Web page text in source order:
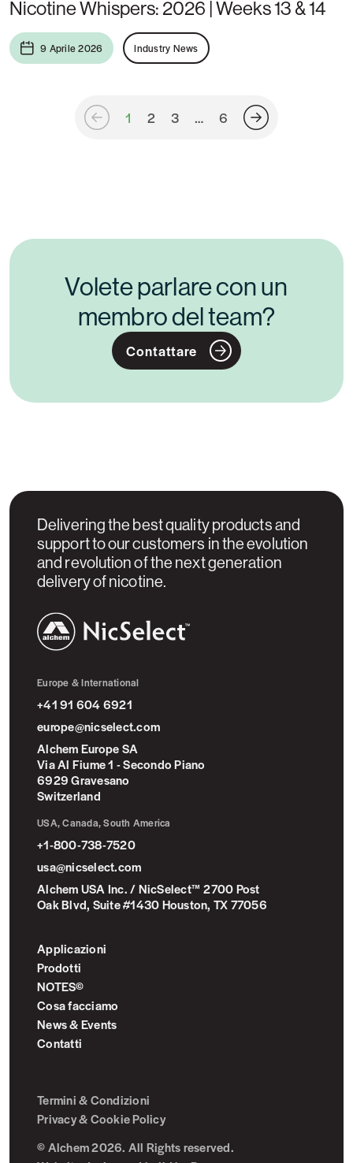
Nicotine Whispers: 2026 | Weeks 13 & 14
9 Aprile 2026 Industry News
1 2 3 … 6
Volete parlare con un
membro del team?
Contattare
Delivering the best quality products and
support to our customers in the evolution
and revolution of the next generation
delivery of nicotine.
Europe & International
+41 91 604 6921
europe@nicselect.com
Alchem Europe SA
Via Al Fiume 1 - Secondo Piano
6929 Gravesano
Switzerland
USA, Canada, South America
+1-800-738-7520
usa@nicselect.com
Alchem USA Inc. / NicSelect™ 2700 Post
Oak Blvd, Suite #1430 Houston, TX 77056
Applicazioni
Prodotti
NOTES©
Cosa facciamo
News & Events
Contatti
Termini & Condizioni
Privacy & Cookie Policy
© Alchem 2026. All Rights reserved.